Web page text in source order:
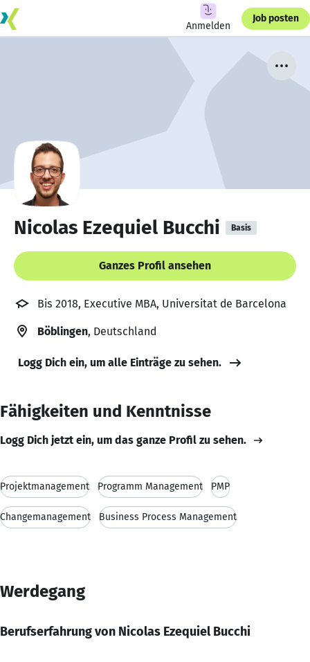
Anmelden
Job posten
Nicolas Ezequiel Bucchi Basis
Ganzes Profil ansehen
Bis 2018, Executive MBA, Universitat de Barcelona
Böblingen, Deutschland
Logg Dich ein, um alle Einträge zu sehen.
Fähigkeiten und Kenntnisse
Logg Dich jetzt ein, um das ganze Profil zu sehen.
Projektmanagement Programm Management PMP
Changemanagement Business Process Management
Werdegang
Berufserfahrung von Nicolas Ezequiel Bucchi